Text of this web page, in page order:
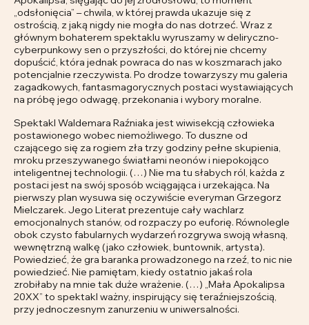
„odsłonięcia” – chwila, w której prawda ukazuje się z
ostrością, z jaką nigdy nie mogła do nas dotrzeć. Wraz z
głównym bohaterem spektaklu wyruszamy w deliryczno-
cyberpunkowy sen o przyszłości, do której nie chcemy
dopuścić, która jednak powraca do nas w koszmarach jako
potencjalnie rzeczywista. Po drodze towarzyszy mu galeria
zagadkowych, fantasmagorycznych postaci wystawiających
na próbę jego odwagę, przekonania i wybory moralne.
Spektakl Waldemara Raźniaka jest wiwisekcją człowieka
postawionego wobec niemożliwego. To duszne od
czającego się za rogiem zła trzy godziny pełne skupienia,
mroku przeszywanego światłami neonów i niepokojąco
inteligentnej technologii. (…) Nie ma tu słabych ról, każda z
postaci jest na swój sposób wciągająca i urzekająca. Na
pierwszy plan wysuwa się oczywiście everyman Grzegorz
Mielczarek. Jego Literat prezentuje cały wachlarz
emocjonalnych stanów, od rozpaczy po euforię. Równolegle
obok czysto fabularnych wydarzeń rozgrywa swoją własną,
wewnętrzną walkę (jako człowiek, buntownik, artysta).
Powiedzieć, że gra baranka prowadzonego na rzeź, to nic nie
powiedzieć. Nie pamiętam, kiedy ostatnio jakaś rola
zrobiłaby na mnie tak duże wrażenie. (…) „Mała Apokalipsa
20XX” to spektakl ważny, inspirujący się teraźniejszością,
przy jednoczesnym zanurzeniu w uniwersalności.